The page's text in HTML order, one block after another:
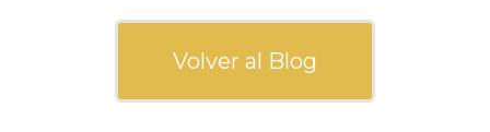
Volver al Blog